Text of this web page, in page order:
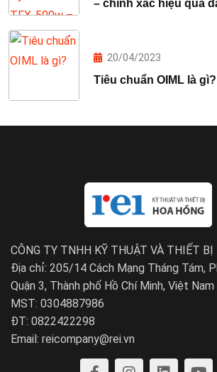
– chính xác hiệu quả
20/04/2023
Tiêu chuẩn OIML là gì?
CÔNG TY TNHH KỸ THUẬT VÀ THIẾT BỊ
Địa chỉ: 205/14 Cách Mạng Tháng Tám,
Quận 3, Thành phố Hồ Chí Minh, Việt Nam
MST: 0304887986
ĐT: 0822422298
Email: reicompany@rei.vn